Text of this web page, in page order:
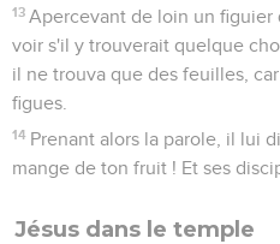
13 Apercevant de loin un figuier
voir s'il y trouverait quelque
il ne trouva que des feuilles,
figues.
14 Prenant alors la parole, il lui
mange de ton fruit ! Et ses
Jésus dans le temple